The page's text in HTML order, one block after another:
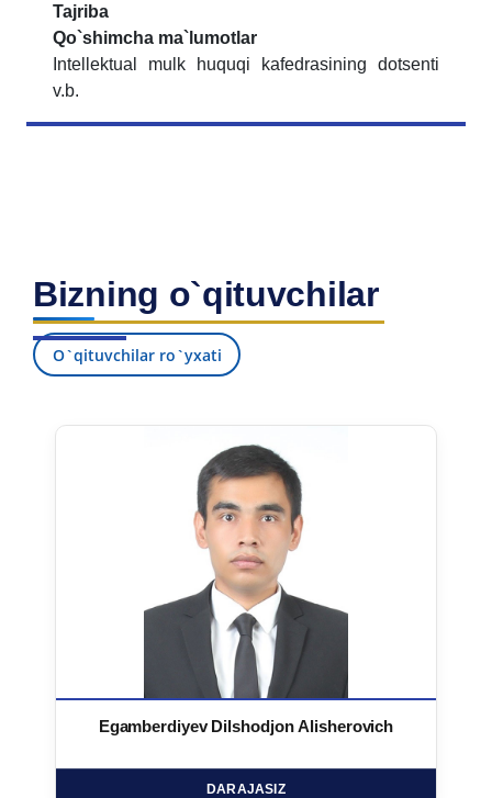
Tajriba
Qo`shimcha ma`lumotlar
Intellektual mulk huquqi kafedrasining dotsenti
v.b.
Bizning o`qituvchilar
O`qituvchilar ro`yxati
Egamberdiyev Dilshodjon Alisherovich
DARAJASIZ